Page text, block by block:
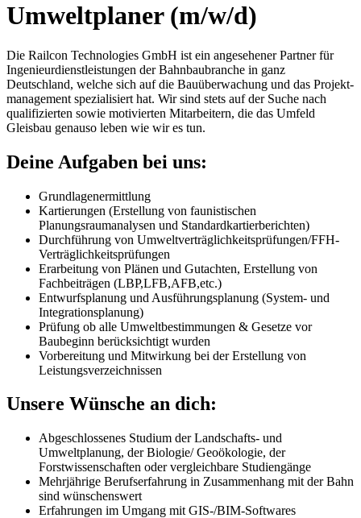
Umweltplaner (m/w/d)
Die Railcon Technologies GmbH ist ein angesehener Partner für
Ingenieur­dienst­leistungen der Bahn­bau­branche in ganz
Deutschland, welche sich auf die Bauüber­wachung und das Projekt­
management spezialisiert hat. Wir sind stets auf der Suche nach
qualifizierten sowie motivierten Mitarbeitern, die das Umfeld
Gleisbau genauso leben wie wir es tun.
Deine Aufgaben bei uns:
Grundlagenermittlung
Kartierungen (Erstellung von faunistischen
Planungsraumanalysen und Standardkartierberichten)
Durchführung von Umweltverträglichkeitsprüfungen/FFH-
Verträglichkeitsprüfungen
Erarbeitung von Plänen und Gutachten, Erstellung von
Fachbeiträgen (LBP,LFB,AFB,etc.)
Entwurfsplanung und Ausführungsplanung (System- und
Integrationsplanung)
Prüfung ob alle Umweltbestimmungen & Gesetze vor
Baubeginn berücksichtigt wurden
Vorbereitung und Mitwirkung bei der Erstellung von
Leistungsverzeichnissen
Unsere Wünsche an dich:
Abgeschlossenes Studium der Landschafts- und
Umweltplanung, der Biologie/ Geoökologie, der
Forstwissenschaften oder vergleichbare Studiengänge
Mehrjährige Berufserfahrung in Zusammenhang mit der Bahn
sind wünschenswert
Erfahrungen im Umgang mit GIS-/BIM-Softwares